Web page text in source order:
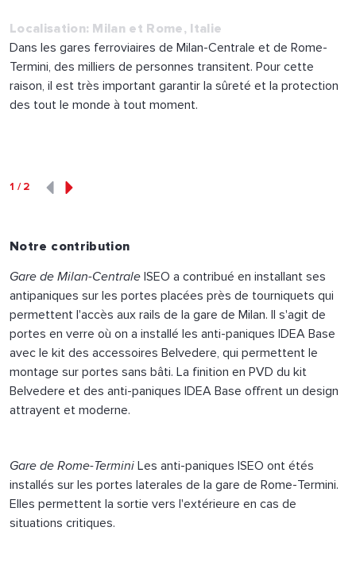
Localisation: Milan et Rome, Italie
Dans les gares ferroviaires de Milan-Centrale et de Rome-
Termini, des milliers de personnes transitent. Pour cette
raison, il est très important garantir la sûreté et la protection
des tout le monde à tout moment.
1 /2
Notre contribution
Gare de Milan-Centrale ISEO a contribué en installant ses
antipaniques sur les portes placées près de tourniquets qui
permettent l'accès aux rails de la gare de Milan. Il s'agit de
portes en verre où on a installé les anti-paniques IDEA Base
avec le kit des accessoires Belvedere, qui permettent le
montage sur portes sans bâti. La finition en PVD du kit
Belvedere et des anti-paniques IDEA Base offrent un design
attrayent et moderne.
Gare de Rome-Termini Les anti-paniques ISEO ont étés
installés sur les portes laterales de la gare de Rome-Termini.
Elles permettent la sortie vers l'extérieure en cas de
situations critiques.